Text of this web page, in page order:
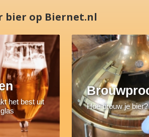
bier op Biernet.nl
het best uit
Hoe brouw je bier?